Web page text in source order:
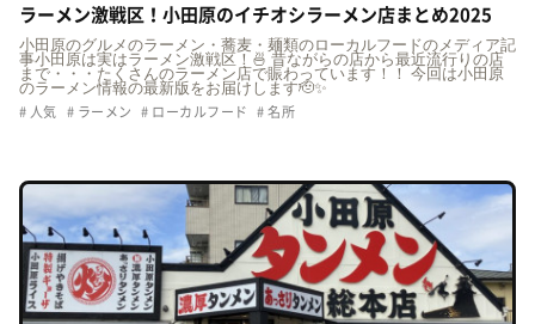
ラーメン激戦区！小田原のイチオシラーメン店まとめ2025
小田原のグルメのラーメン・蕎麦・麺類のローカルフードのメディア記
事小田原は実はラーメン激戦区！🍜 昔ながらの店から最近流行りの店
まで・・・たくさんのラーメン店で賑わっています！！ 今回は小田原
のラーメン情報の最新版をお届けします🫡✨
人気 ラーメン ローカルフード 名所